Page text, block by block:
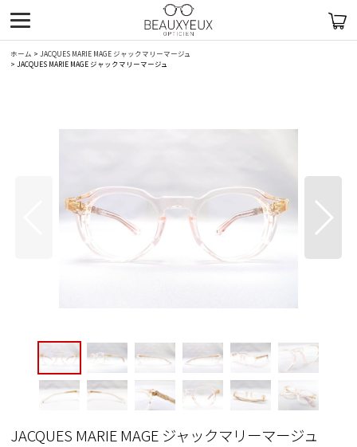
ホーム > JACQUES MARIE MAGE ジャックマリーマージュ
> JACQUES MARIE MAGE ジャックマリーマージュ
JACQUES MARIE MAGE ジャックマリーマージュ